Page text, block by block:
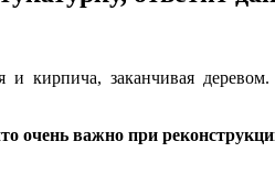
заканчивая
очень важно при